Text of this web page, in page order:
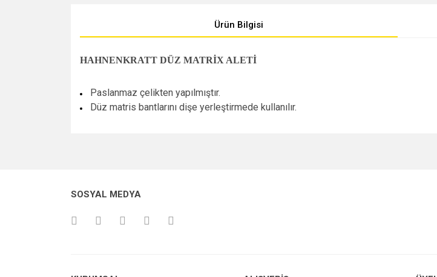
Ürün Bilgisi
HAHNENKRATT DÜZ MATRİX ALETİ
Paslanmaz çelikten yapılmıştır.
Düz matris bantlarını dişe yerleştirmede kullanılır.
SOSYAL MEDYA